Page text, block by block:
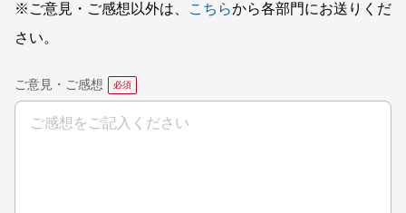
※ご意見・ご感想以外は、
こちらから各部門にお送りくだ
さい。
ご意見・ご感想